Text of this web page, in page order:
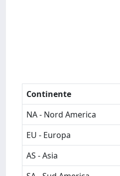
Continente
NA - Nord America
EU - Europa
AS - Asia